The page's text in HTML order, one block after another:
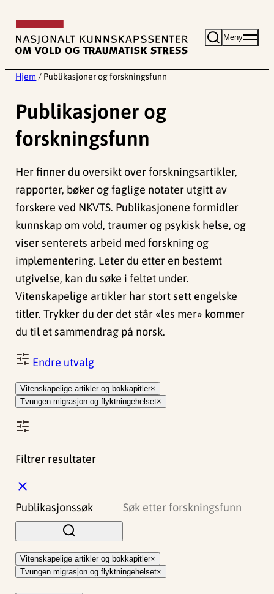
innhold
Meny
Hjem / Publikasjoner og forskningsfunn
Publikasjoner og
forskningsfunn
Her finner du oversikt over forskningsartikler,
rapporter, bøker og faglige notater utgitt av
forskere ved NKVTS. Publikasjonene formidler
kunnskap om vold, traumer og psykisk helse, og
viser senterets arbeid med forskning og
implementering. Leter du etter en bestemt
utgivelse, kan du søke i feltet under.
Vitenskapelige artikler har stort sett engelske
titler. Trykker du der det står «les mer» kommer
du til et sammendrag på norsk.
Endre utvalg
Vitenskapelige artikler og bokkapitler
Tvungen migrasjon og flyktningehelset
Filtrer resultater
u
k
k
Publikasjonssøk
Vitenskapelige artikler og bokkapitler
Tvungen migrasjon og flyktningehelset